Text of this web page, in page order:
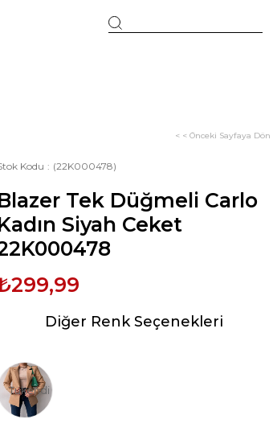
< < Önceki Sayfaya Dön
Kodu (22K000478)
Tek Düğmeli Carlo
Siyah Ceket
Diğer Renk Seçenekleri
Tükendi